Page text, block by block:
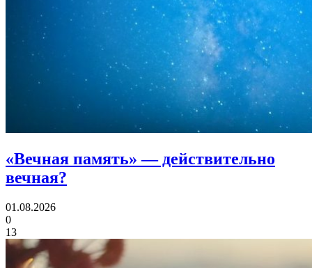
«Вечная память» — действительно
вечная?
01.08.2026
0
13